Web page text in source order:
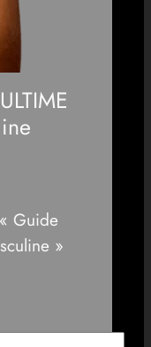
Guide
»